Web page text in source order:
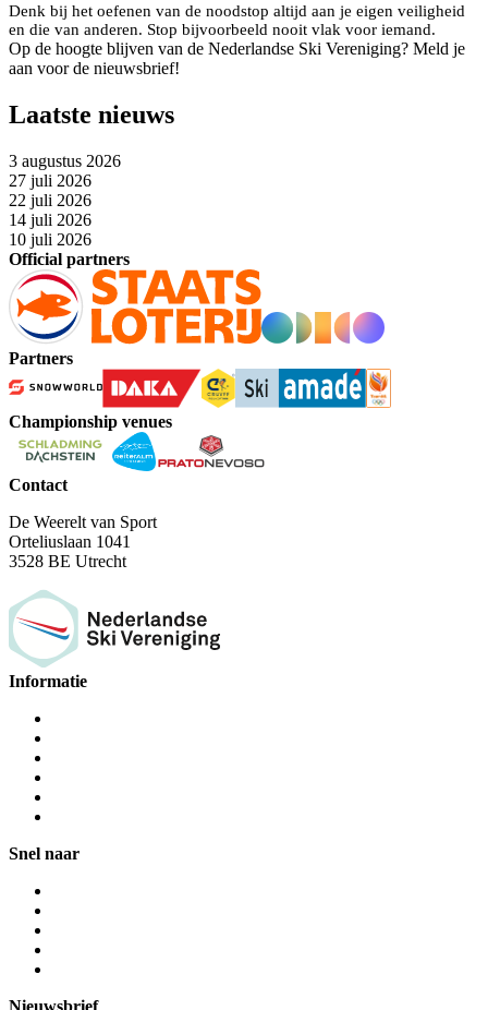
Denk bij het oefenen van de noodstop altijd aan je eigen veiligheid
en die van anderen. Stop bijvoorbeeld nooit vlak voor iemand.
Op de hoogte blijven van de Nederlandse Ski Vereniging? Meld je
aan voor de nieuwsbrief!
Laatste nieuws
3 augustus 2026
27 juli 2026
22 juli 2026
14 juli 2026
10 juli 2026
Official partners
Partners
Championship venues
Contact
De Weerelt van Sport
Orteliuslaan 1041
3528 BE Utrecht
Informatie
Snel naar
Nieuwsbrief